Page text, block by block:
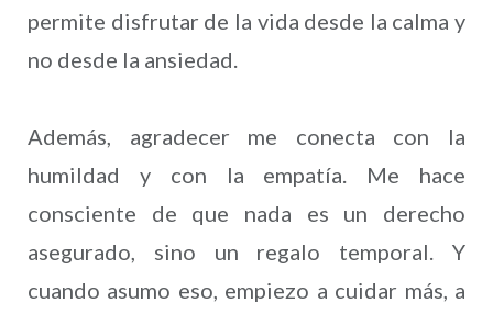
permite disfrutar de la vida desde la calma y
no desde la ansiedad.
Además, agradecer me conecta con la
humildad y con la empatía. Me hace
consciente de que nada es un derecho
asegurado, sino un regalo temporal. Y
cuando asumo eso, empiezo a cuidar más, a